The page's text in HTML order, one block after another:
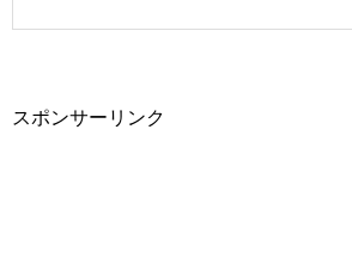
スポンサーリンク